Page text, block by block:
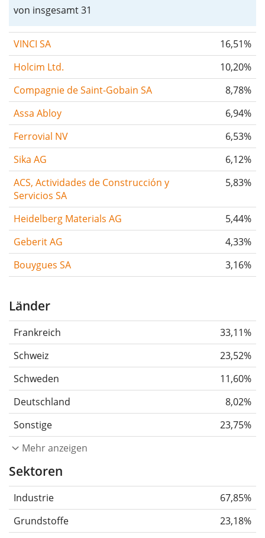
von insgesamt 31
VINCI SA
16,51%
Holcim Ltd.
10,20%
Compagnie de Saint-Gobain SA
8,78%
Assa Abloy
6,94%
Ferrovial NV
6,53%
Sika AG
6,12%
ACS, Actividades de Construcción y
Servicios SA
5,83%
Heidelberg Materials AG
5,44%
Geberit AG
4,33%
Bouygues SA
3,16%
Länder
Frankreich
33,11%
Schweiz
23,52%
Schweden
11,60%
Deutschland
8,02%
Sonstige
23,75%
Mehr anzeigen
Sektoren
Industrie
67,85%
Grundstoffe
23,18%